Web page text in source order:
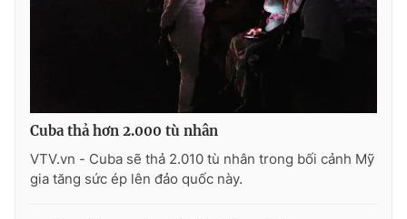
Cuba thả hơn 2.000 tù nhân
VTV.vn - Cuba sẽ thả 2.010 tù nhân trong bối cảnh Mỹ
gia tăng sức ép lên đảo quốc này.